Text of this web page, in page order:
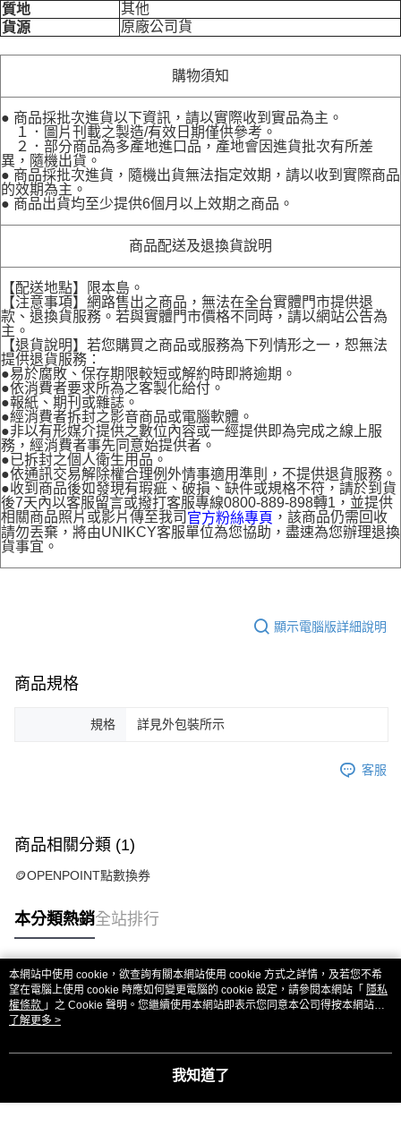
質地
其他
貨源
原廠公司貨
購物須知
● 商品採批次進貨以下資訊，請以實際收到實品為主。
１．圖片刊載之製造/有效日期僅供參考。
２．部分商品為多產地進口品，產地會因進貨批次有所差
異，隨機出貨。
● 商品採批次進貨，隨機出貨無法指定效期，請以收到實際商品
的效期為主。
● 商品出貨均至少提供6個月以上效期之商品。
商品配送及退換貨說明
【配送地點】限本島。
【注意事項】網路售出之商品，無法在全台實體門市提供退
款、退換貨服務。若與實體門市價格不同時，請以網站公告為
主。
【退貨說明】若您購買之商品或服務為下列情形之一，恕無法
提供退貨服務：
●易於腐敗、保存期限較短或解約時即將逾期。
●依消費者要求所為之客製化給付。
●報紙、期刊或雜誌。
●經消費者拆封之影音商品或電腦軟體。
●非以有形媒介提供之數位內容或一經提供即為完成之線上服
務，經消費者事先同意始提供者。
●已拆封之個人衛生用品。
●依通訊交易解除權合理例外情事適用準則，不提供退貨服務。
●收到商品後如發現有瑕疵、破損、缺件或規格不符，請於到貨
後7天內以客服留言或撥打客服專線0800-889-898轉1，並提供
相關商品照片或影片傳至我司 官方粉絲專頁 ，該商品仍需回收
請勿丟棄，將由UNIKCY客服單位為您協助，盡速為您辦理退換
貨事宜。
顯示電腦版詳細說明
商品規格
規格 詳見外包裝所示
客服
商品相關分類 (1)
🪙OPENPOINT點數換券
本分類熱銷全站排行
熱門標籤
本網站中使用 cookie，欲查詢有關本網站使用 cookie 方式之詳情，及若您不希
望在電腦上使用 cookie 時應如何變更電腦的 cookie 設定，請參閱本網站「 隱私
權條款 」之 Cookie 聲明。您繼續使用本網站即表示您同意本公司得按本網站使
用條款之 Cookie 聲明使用 cookie。
了解更多 >
我知道了